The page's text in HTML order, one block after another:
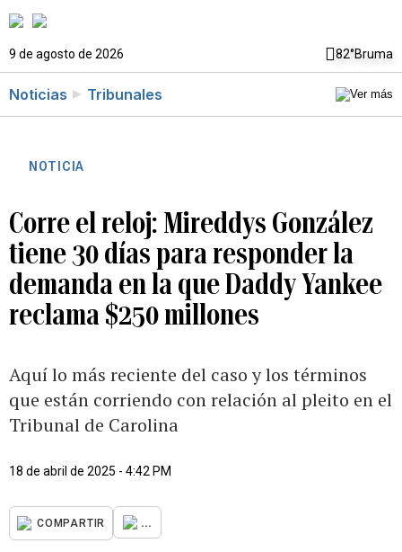
9 de agosto de 2026 82°Bruma
Noticias Tribunales
NOTICIA
Corre el reloj: Mireddys González
tiene 30 días para responder la
demanda en la que Daddy Yankee
reclama $250 millones
Aquí lo más reciente del caso y los términos
que están corriendo con relación al pleito en el
Tribunal de Carolina
18 de abril de 2025 - 4:42 PM
COMPARTIR ...